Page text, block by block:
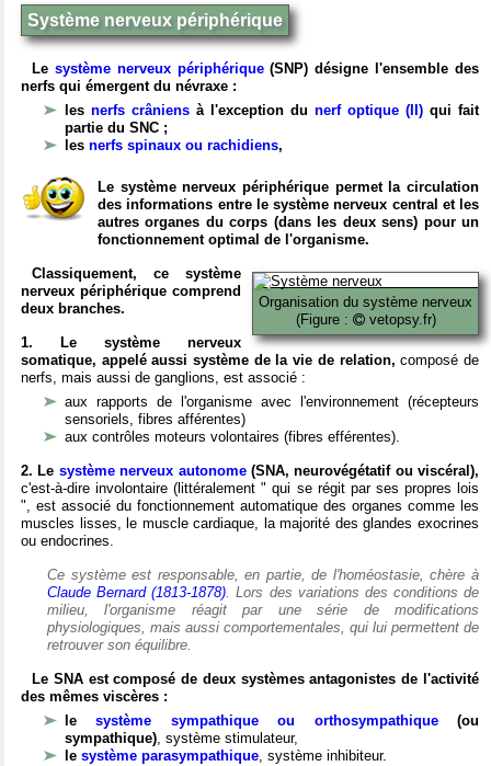
Système nerveux périphérique
Le système nerveux périphérique(SNP) désigne l'ensemble des
nerfs qui émergent du névraxe :
les nerfs crâniens à l'exception du nerf optique (II) qui fait
partie du SNC ;
les nerfs spinaux ou rachidiens,
Le système nerveux périphérique permet la circulation
des informations entre le système nerveux central et les
autres organes du corps (dans les deux sens) pour un
fonctionnement optimal de l'organisme.
Organisation du système nerveux
(Figure :
vetopsy.fr)
Classiquement, ce système
nerveux périphérique comprend
deux branches.
1. Le système nerveux
somatique, appelé aussi système de la vie de relation, composé de
nerfs, mais aussi de ganglions, est associé :
aux rapports de l'organisme avec l'environnement (récepteurs
sensoriels, fibres afférentes)
aux contrôles moteurs volontaires (fibres efférentes).
2. Le système nerveux autonome(SNA, neurovégétatif ou viscéral),
c'est-à-dire involontaire (littéralement " qui se régit par ses propres lois
", est associé du fonctionnement automatique des organes comme les
muscles lisses, le muscle cardiaque, la majorité des glandes exocrines
ou endocrines.
Ce système est responsable, en partie, de l'homéostasie, chère à
Claude Bernard (1813-1878). Lors des variations des conditions de
milieu, l'organisme réagit par une série de modifications
physiologiques, mais aussi comportementales, qui lui permettent de
retrouver son équilibre.
Le SNA est composé de deux systèmes antagonistes de l'activité
des mêmes viscères :
lesystème sympathique ou orthosympathique(ou
sympathique), système stimulateur,
le système parasympathique, système inhibiteur.